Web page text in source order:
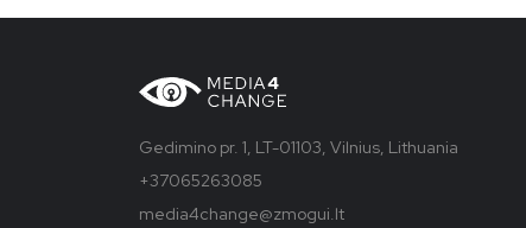
Gedimino pr. 1, LT-01103, Vilnius, Lithuania
+37065263085
media4change@zmogui.lt